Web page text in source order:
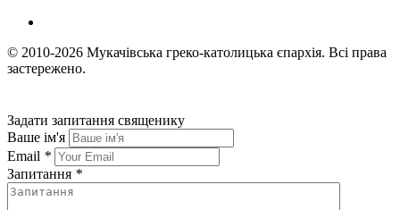
© 2010-2026 Мукачівська греко-католицька єпархія. Всі права
застережено.
Задати запитання священику
Ваше ім'я
Email *
Запитання *